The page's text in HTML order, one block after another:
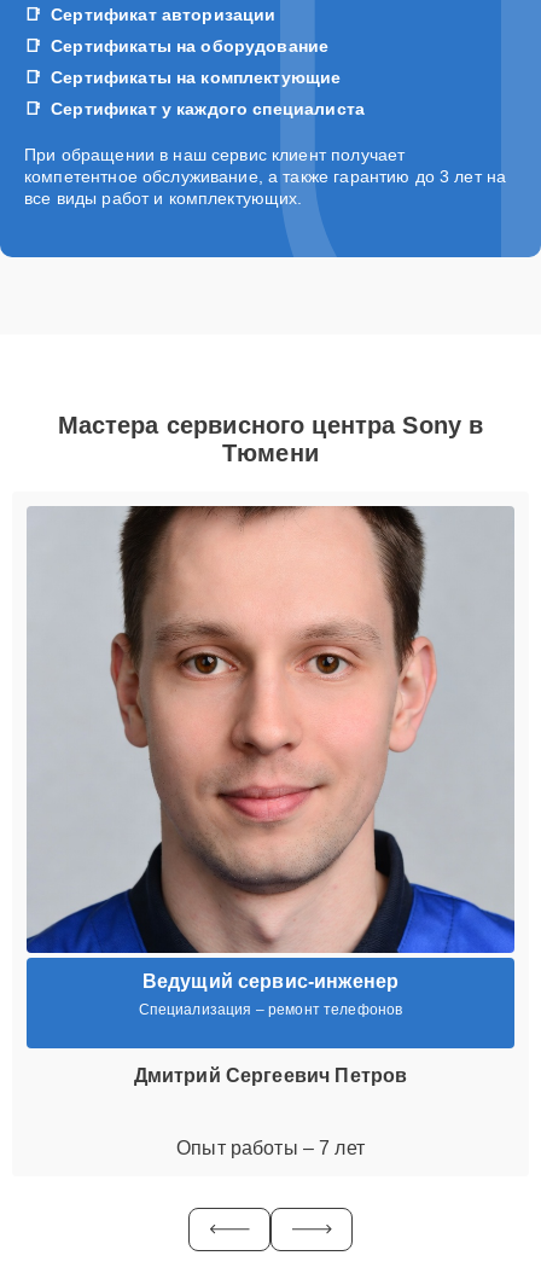
Сертификат авторизации
Сертификаты на оборудование
Сертификаты на комплектующие
Сертификат у каждого специалиста
При обращении в наш сервис клиент получает
компетентное обслуживание, а также гарантию до 3 лет на
все виды работ и комплектующих.
Мастера сервисного центра Sony в
Тюмени
Ведущий сервис-инженер
Специализация – ремонт телефонов
Дмитрий Сергеевич Петров
Опыт работы – 7 лет